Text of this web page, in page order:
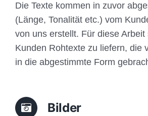
Die Texte kommen in zuvor
(Länge, Tonalität etc.) vom
von uns erstellt. Für diese Arbeit
Kunden Rohtexte zu liefern, die
in die abgestimmte Form
Bilder